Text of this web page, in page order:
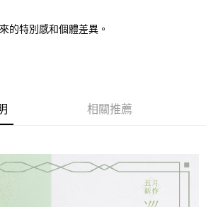
的特別感和個體差異。
相關推薦